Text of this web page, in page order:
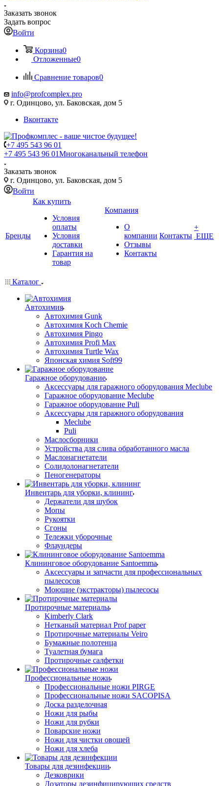
Заказать звонок
Задать вопрос
Войти
Корзина0
Отложенные0
Сравнение товаров0
info@profcomplex.pro
г. Одинцово, ул. Баковская, дом 5
Вконтакте
+7 495 543 96 01
+7 495 543 96 01Многоканальный телефон
Заказать звонок
г. Одинцово, ул. Баковская, дом 5
Войти
Бренды
Как купить
Условия
оплаты
Условия
доставки
Гарантия на
товар
Компания
О
компании
Отзывы
Контакты
Контакты
+
ЕЩЕ
Каталог
Автохимия
Автохимия Gunk
Автохимия Koch Chemie
Автохимия Pingo
Автохимия Profi Max
Автохимия Turtle Wax
Японская химия Soft99
Гаражное оборудование
Аксессуары для гаражного оборудования Meclube
Гаражное оборудование Meclube
Гаражное оборудование Puli
Аксессуары для гаражного оборудования
Meclube
Puli
Маслосборники
Устройства для слива обработанного масла
Маслонагнетатели
Солидолонагнетатели
Пеногенераторы
Инвентарь для уборки, клининг
Держатели для шубок
Мопы
Рукоятки
Сгоны
Тележки уборочные
Флаундеры
Клининговое оборудование Santoemma
Аксессуары и запчасти для профессиональных
пылесосов
Моющие (экстракторы) пылесосы
Протирочные материалы
Kimberly Clark
Нетканый материал Prof paper
Протирочные материалы Veiro
Бумажные полотенца
Туалетная бумага
Протирочные салфетки
Профессиональные ножи
Профессиональные ножи PIRGE
Профессиональные ножи SACOPISA
Доска разделочная
Ножи для рыбы
Ножи для рубки
Поварские ножи
Ножи для чистки овощей
Ножи для хлеба
Товары для дезинфекции
Дезковрики
Дозаторы дезинфицирующих средств